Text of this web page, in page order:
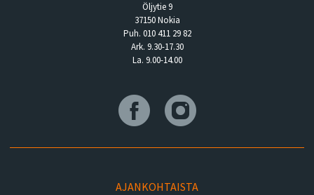
Öljytie 9
37150 Nokia
Puh. 010 411 29 82
Ark. 9.30-17.30
La. 9.00-14.00
AJANKOHTAISTA